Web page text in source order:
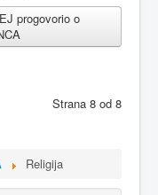
progovorio o
Strana 8 od 8
Religija